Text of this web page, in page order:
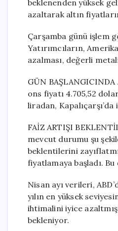
beklenenden yüksek
azaltarak altın
Çarşamba günü işlem
Yatırımcıların,
azalması, değerli
GÜN
ons fiyatı 4.705,52
liradan,
FAİZ ARTIŞI
mevcut durumu şu
beklentilerini
fiyatlamaya başladı.
Nisan ayı verileri,
yılın en yüksek
ihtimalini iyice
bekleniyor.